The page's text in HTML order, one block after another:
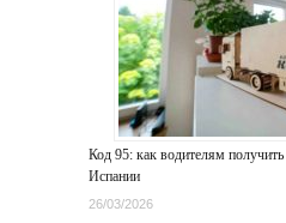
Код 95: как водителям
Испании
26/03/2026